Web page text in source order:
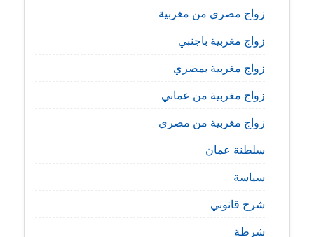
زواج مصري من مغربية
زواج مغربية باجنبي
زواج مغربية بمصري
زواج مغربية من عماني
زواج مغربية من مصري
سلطنة عمان
سياسة
شرح قانوني
شرطة